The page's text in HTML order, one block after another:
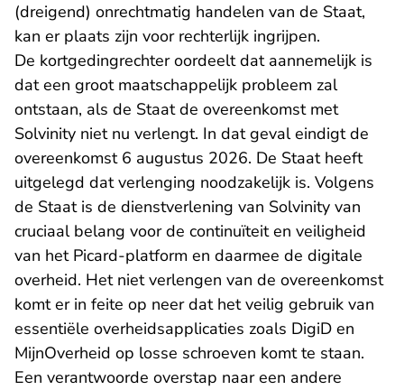
(dreigend) onrechtmatig handelen van de Staat,
kan er plaats zijn voor rechterlijk ingrijpen.
De kortgedingrechter oordeelt dat aannemelijk is
dat een groot maatschappelijk probleem zal
ontstaan, als de Staat de overeenkomst met
Solvinity niet nu verlengt. In dat geval eindigt de
overeenkomst 6 augustus 2026. De Staat heeft
uitgelegd dat verlenging noodzakelijk is. Volgens
de Staat is de dienstverlening van Solvinity van
cruciaal belang voor de continuïteit en veiligheid
van het Picard-platform en daarmee de digitale
overheid. Het niet verlengen van de overeenkomst
komt er in feite op neer dat het veilig gebruik van
essentiële overheidsapplicaties zoals DigiD en
MijnOverheid op losse schroeven komt te staan.
Een verantwoorde overstap naar een andere